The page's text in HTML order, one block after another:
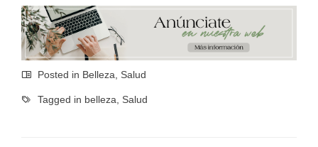
Posted in Belleza Salud
Tagged in belleza Salud